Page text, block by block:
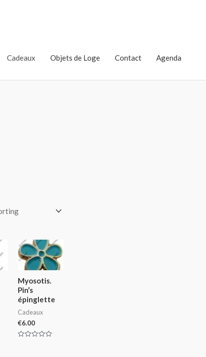
Cadeaux Objets de Loge Contact Agenda
Myosotis.
Pin’s
épinglette
Cadeaux
€6.00